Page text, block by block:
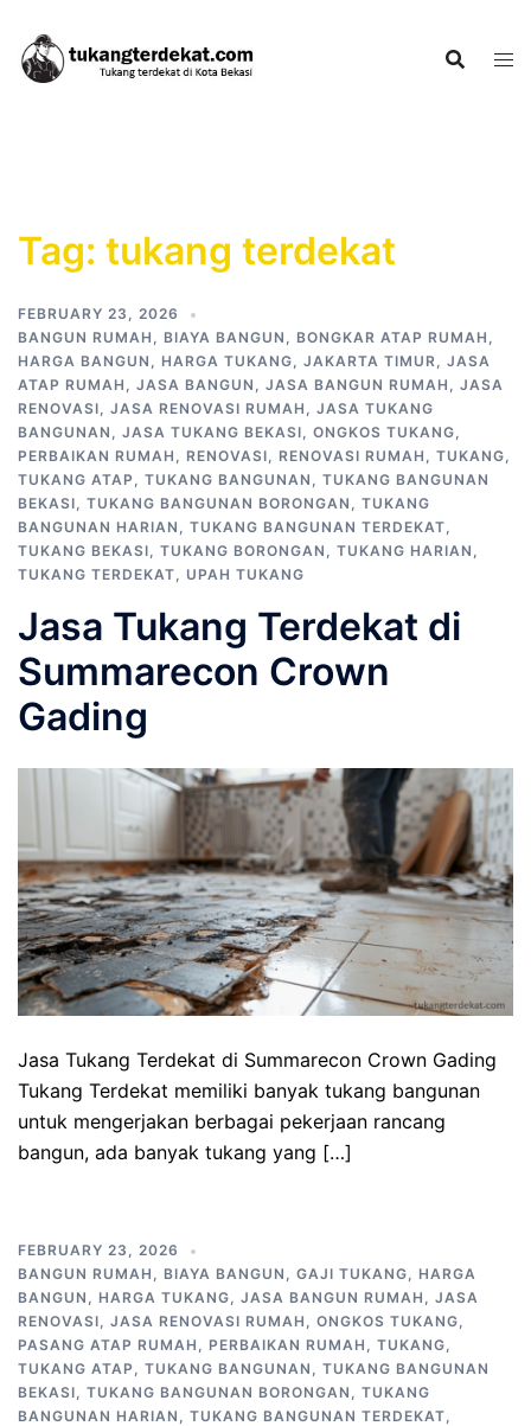
content
Tag: tukang terdekat
FEBRUARY 23, 2026
BANGUN RUMAH , BIAYA BANGUN , BONGKAR ATAP RUMAH ,
HARGA BANGUN , HARGA TUKANG, JAKARTA TIMUR, JASA
ATAP RUMAH , JASA BANGUN , JASA BANGUN RUMAH , JASA
RENOVASI, JASA RENOVASI RUMAH , JASA TUKANG
BANGUNAN , JASA TUKANG BEKASI, ONGKOS TUKANG,
PERBAIKAN RUMAH , RENOVASI, RENOVASI RUMAH , TUKANG,
TUKANG ATAP , TUKANG BANGUNAN , TUKANG BANGUNAN
BEKASI, TUKANG BANGUNAN BORONGAN , TUKANG
BANGUNAN HARIAN , TUKANG BANGUNAN TERDEKAT,
TUKANG BEKASI, TUKANG BORONGAN , TUKANG HARIAN ,
TUKANG TERDEKAT, UPAH TUKANG
Jasa Tukang Terdekat di
Summarecon Crown
Gading
Jasa Tukang Terdekat di Summarecon Crown Gading
Tukang Terdekat memiliki banyak tukang bangunan
untuk mengerjakan berbagai pekerjaan rancang
bangun, ada banyak tukang yang […]
FEBRUARY 23, 2026
BANGUN RUMAH , BIAYA BANGUN , GAJI TUKANG, HARGA
BANGUN , HARGA TUKANG, JASA BANGUN RUMAH , JASA
RENOVASI, JASA RENOVASI RUMAH , ONGKOS TUKANG,
PASANG ATAP RUMAH , PERBAIKAN RUMAH , TUKANG,
TUKANG ATAP , TUKANG BANGUNAN , TUKANG BANGUNAN
BEKASI, TUKANG BANGUNAN BORONGAN , TUKANG
BANGUNAN HARIAN , TUKANG BANGUNAN TERDEKAT,